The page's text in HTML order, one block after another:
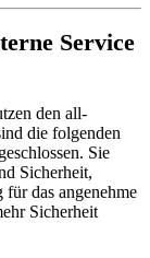
Service
den all-
die folgenden
Sie
Sicherheit,
für das angenehme
Sicherheit